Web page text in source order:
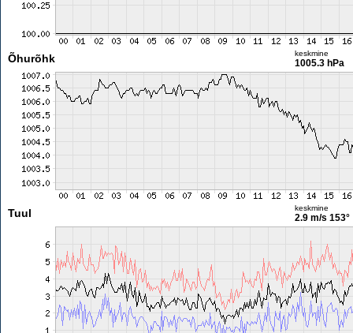
Õhurõhk keskmine
1005.3 hPa
Tuul keskmine
2.9 m/s 153°